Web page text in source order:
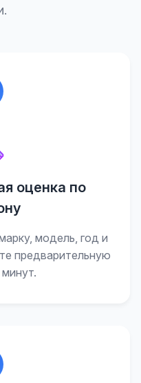
оценка по
модель, год и
предварительную